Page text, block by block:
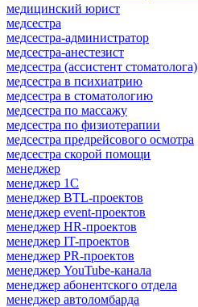
медицинский юрист
медсестра
медсестра-администратор
медсестра-анестезист
медсестра (ассистент стоматолога)
медсестра в психиатрию
медсестра в стоматологию
медсестра по массажу
медсестра по физиотерапии
медсестра предрейсового осмотра
медсестра скорой помощи
менеджер
менеджер 1С
менеджер BTL-проектов
менеджер event-проектов
менеджер HR-проектов
менеджер IT-проектов
менеджер PR-проектов
менеджер YouTube-канала
менеджер абонентского отдела
менеджер автоломбарда